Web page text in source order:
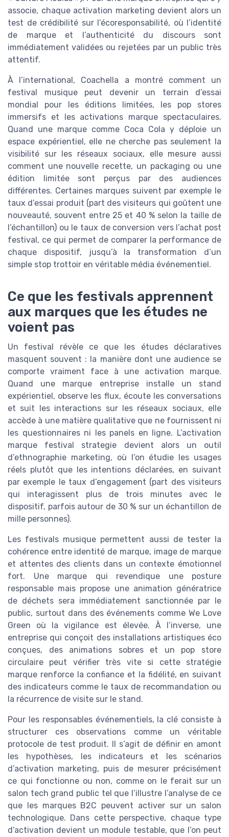
associe, chaque activation marketing devient alors un
test de crédibilité sur l’écoresponsabilité, où l’identité
de marque et l’authenticité du discours sont
immédiatement validées ou rejetées par un public très
attentif.
À l’international, Coachella a montré comment un
festival musique peut devenir un terrain d’essai
mondial pour les éditions limitées, les pop stores
immersifs et les activations marque spectaculaires.
Quand une marque comme Coca Cola y déploie un
espace expérientiel, elle ne cherche pas seulement la
visibilité sur les réseaux sociaux, elle mesure aussi
comment une nouvelle recette, un packaging ou une
édition limitée sont perçus par des audiences
différentes. Certaines marques suivent par exemple le
taux d’essai produit (part des visiteurs qui goûtent une
nouveauté, souvent entre 25 et 40 % selon la taille de
l’échantillon) ou le taux de conversion vers l’achat post
festival, ce qui permet de comparer la performance de
chaque dispositif, jusqu’à la transformation d’un
simple stop trottoir en véritable média événementiel.
Ce que les festivals apprennent
aux marques que les études ne
voient pas
Un festival révèle ce que les études déclaratives
masquent souvent : la manière dont une audience se
comporte vraiment face à une activation marque.
Quand une marque entreprise installe un stand
expérientiel, observe les flux, écoute les conversations
et suit les interactions sur les réseaux sociaux, elle
accède à une matière qualitative que ne fournissent ni
les questionnaires ni les panels en ligne. L’activation
marque festival strategie devient alors un outil
d’ethnographie marketing, où l’on étudie les usages
réels plutôt que les intentions déclarées, en suivant
par exemple le taux d’engagement (part des visiteurs
qui interagissent plus de trois minutes avec le
dispositif, parfois autour de 30 % sur un échantillon de
mille personnes).
Les festivals musique permettent aussi de tester la
cohérence entre identité de marque, image de marque
et attentes des clients dans un contexte émotionnel
fort. Une marque qui revendique une posture
responsable mais propose une animation génératrice
de déchets sera immédiatement sanctionnée par le
public, surtout dans des événements comme We Love
Green où la vigilance est élevée. À l’inverse, une
entreprise qui conçoit des installations artistiques éco
conçues, des animations sobres et un pop store
circulaire peut vérifier très vite si cette stratégie
marque renforce la confiance et la fidélité, en suivant
des indicateurs comme le taux de recommandation ou
la récurrence de visite sur le stand.
Pour les responsables événementiels, la clé consiste à
structurer ces observations comme un véritable
protocole de test produit. Il s’agit de définir en amont
les hypothèses, les indicateurs et les scénarios
d’activation marketing, puis de mesurer précisément
ce qui fonctionne ou non, comme on le ferait sur un
salon tech grand public tel que l’illustre l’analyse de ce
que les marques B2C peuvent activer sur un salon
technologique. Dans cette perspective, chaque type
d’activation devient un module testable, que l’on peut